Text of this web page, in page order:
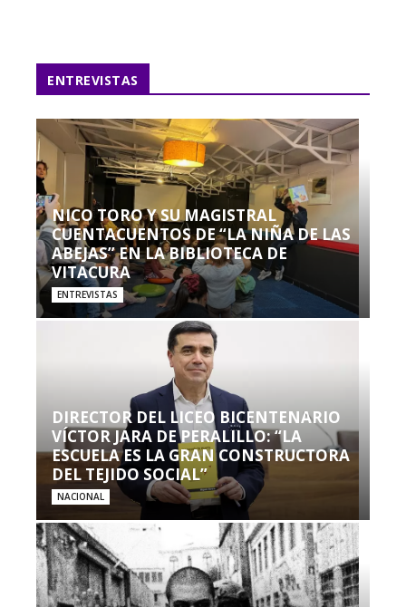
ENTREVISTAS
NICO TORO Y SU MAGISTRAL
CUENTACUENTOS DE “LA NIÑA DE LAS
ABEJAS” EN LA BIBLIOTECA DE
VITACURA
ENTREVISTAS
DIRECTOR DEL LICEO BICENTENARIO
VÍCTOR JARA DE PERALILLO: “LA
ESCUELA ES LA GRAN CONSTRUCTORA
DEL TEJIDO SOCIAL”
NACIONAL